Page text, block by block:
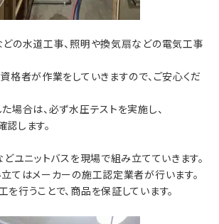
どの水道工事、照明や換気扇などの電気工事
格者が作業をしていきますので、ご安心くだ
場合は、必ず水圧テストを実施し、
します。
どユニットバスを現場で組み立てていきます。
てはメーカーの施工認定業者が行います。
行うことで、商品を保証しています。